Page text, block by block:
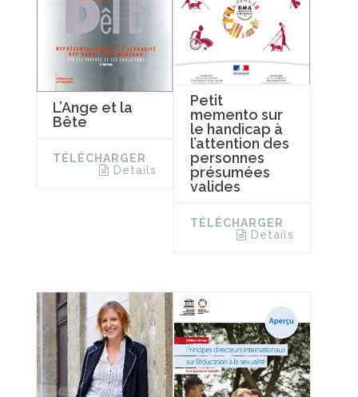
L’Ange et la
Bête
TÉLÉCHARGER
Details
Petit
memento sur
le handicap à
l’attention des
personnes
présumées
valides
TÉLÉCHARGER
Details